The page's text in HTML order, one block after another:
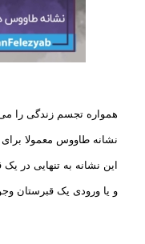
همواره تجسم زندگی را
نشانه طاووس معمولا
این نشانه به تنهایی در
و یا ورودی یک قبرستان